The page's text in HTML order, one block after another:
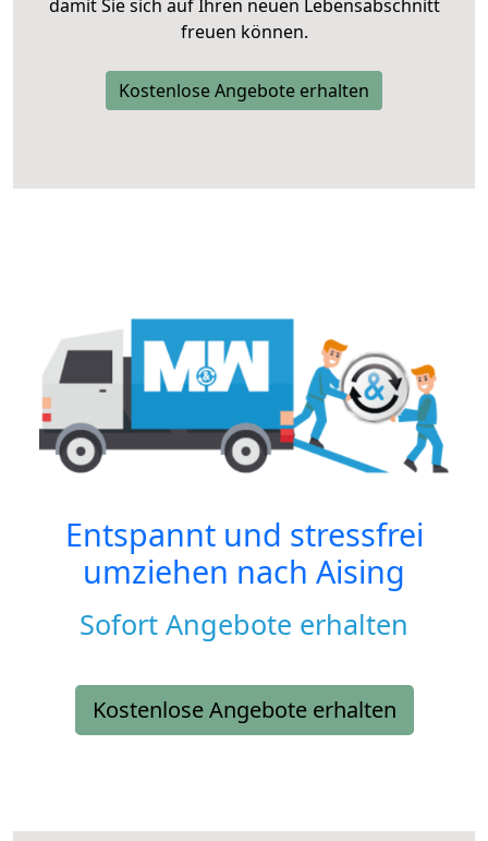
damit Sie sich auf Ihren neuen Lebensabschnitt
freuen können.
Kostenlose Angebote erhalten
Entspannt und stressfrei
umziehen nach Aising
Sofort Angebote erhalten
Kostenlose Angebote erhalten